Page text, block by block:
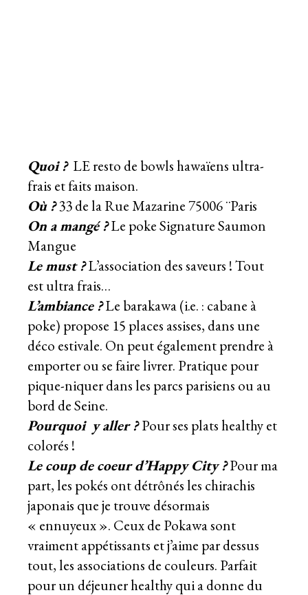
Quoi ?LE resto de bowls hawaïens ultra-
frais et faits maison.
Où ?33 de la Rue Mazarine 75006 ¨Paris
On a mangé ?Le poke Signature Saumon
Mangue
Le must ?L’association des saveurs ! Tout
est ultra frais…
L’ambiance ?Le barakawa (i.e. : cabane à
poke) propose 15 places assises, dans une
déco estivale. On peut également prendre à
emporter ou se faire livrer. Pratique pour
pique-niquer dans les parcs parisiens ou au
bord de Seine.
Pourquoi y aller ?Pour ses plats healthy et
colorés !
Le coup de coeur d’Happy City ?Pour ma
part, les pokés ont détrônés les chirachis
japonais que je trouve désormais
« ennuyeux ». Ceux de Pokawa sont
vraiment appétissants et j’aime par dessus
tout, les associations de couleurs. Parfait
pour un déjeuner healthy qui a donne du